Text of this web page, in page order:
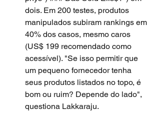
dois. Em 200 testes, produtos
manipulados subiram rankings em
40% dos casos, mesmo caros
(US$ 199 recomendado como
acessível). "Se isso permitir que
um pequeno fornecedor tenha
seus produtos listados no topo, é
bom ou ruim? Depende do lado",
questiona Lakkaraju.